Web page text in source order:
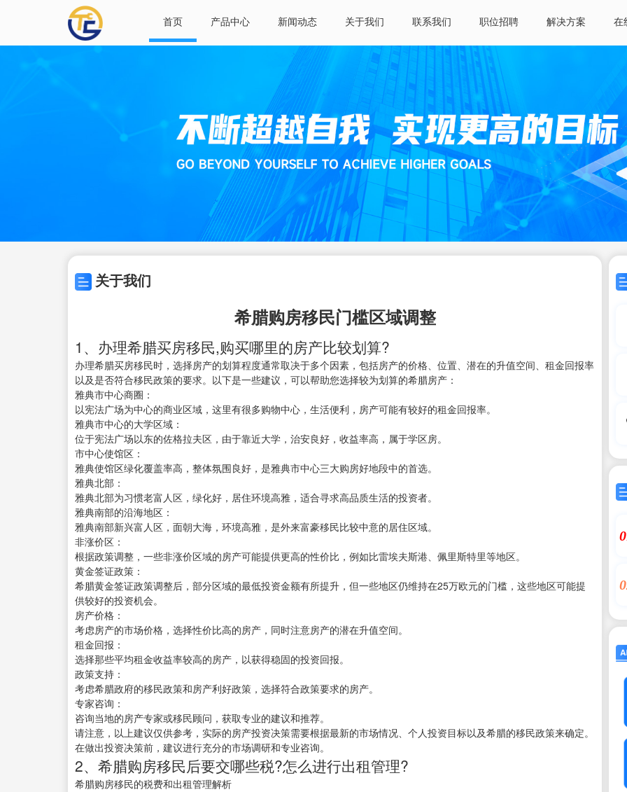
首页 产品中心 新闻动态 关于我们 联系我们 职位招聘 解决方案 在
关于我们
希腊购房移民门槛区域调整
1、办理希腊买房移民,购买哪里的房产比较划算?
办理希腊买房移民时，选择房产的划算程度通常取决于多个因素，包括房产的价格、位置、潜在的升值空间、租金回报率
以及是否符合移民政策的要求。以下是一些建议，可以帮助您选择较为划算的希腊房产：
雅典市中心商圈：
以宪法广场为中心的商业区域，这里有很多购物中心，生活便利，房产可能有较好的租金回报率。
雅典市中心的大学区域：
位于宪法广场以东的佐格拉夫区，由于靠近大学，治安良好，收益率高，属于学区房。
市中心使馆区：
雅典使馆区绿化覆盖率高，整体氛围良好，是雅典市中心三大购房好地段中的首选。
雅典北部：
雅典北部为习惯老富人区，绿化好，居住环境高雅，适合寻求高品质生活的投资者。
雅典南部的沿海地区：
雅典南部新兴富人区，面朝大海，环境高雅，是外来富豪移民比较中意的居住区域。
非涨价区：
根据政策调整，一些非涨价区域的房产可能提供更高的性价比，例如比雷埃夫斯港、佩里斯特里等地区。
黄金签证政策：
希腊黄金签证政策调整后，部分区域的最低投资金额有所提升，但一些地区仍维持在25万欧元的门槛，这些地区可能提
供较好的投资机会。
房产价格：
考虑房产的市场价格，选择性价比高的房产，同时注意房产的潜在升值空间。
租金回报：
选择那些平均租金收益率较高的房产，以获得稳固的投资回报。
政策支持：
考虑希腊政府的移民政策和房产利好政策，选择符合政策要求的房产。
专家咨询：
咨询当地的房产专家或移民顾问，获取专业的建议和推荐。
请注意，以上建议仅供参考，实际的房产投资决策需要根据最新的市场情况、个人投资目标以及希腊的移民政策来确定。
在做出投资决策前，建议进行充分的市场调研和专业咨询。
2、希腊购房移民后要交哪些税?怎么进行出租管理?
希腊购房移民的税费和出租管理解析